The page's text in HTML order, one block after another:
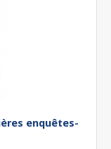
enquêtes-